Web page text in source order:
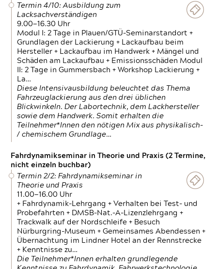
Termin 4/10: Ausbildung zum
Lacksachverständigen
9.00—16.30 Uhr
Modul I: 2 Tage in Plauen/GTÜ-Seminarstandort +
Grundlagen der Lackierung + Lackaufbau beim
Hersteller + Lackaufbau im Handwerk + Mängel und
Schäden am Lackaufbau + Emissionsschäden Modul
II: 2 Tage in Gummersbach + Workshop Lackierung +
La…
Diese Intensivausbildung beleuchtet das Thema
Fahrzeuglackierung aus den drei üblichen
Blickwinkeln. Der Labortechnik, dem Lackhersteller
sowie dem Handwerk. Somit erhalten die
Teilnehmer*Innen den nötigen Mix aus physikalisch-
/ chemischem Grundlage…
Fahrdynamikseminar in Theorie und Praxis (2 Termine,
nicht einzeln buchbar)
Termin 2/2: Fahrdynamikseminar in
Theorie und Praxis
11.00—16.00 Uhr
+ Fahrdynamik-Lehrgang + Verhalten bei Test- und
Probefahrten + DMSB-Nat.-A-Lizenzlehrgang +
Trackwalk auf der Nordschleife + Besuch
Nürburgring-Museum + Gemeinsames Abendessen +
Übernachtung im Lindner Hotel an der Rennstrecke
+ Kenntnisse zu…
Die Teilnehmer*Innen erhalten grundlegende